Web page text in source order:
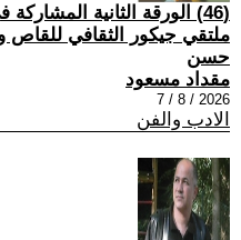
(46) الورقة الثانية
ملتقي جيكور الثقافي للقاص
حسن
مقداد مسعود
2026 / 8 / 7
الادب والفن